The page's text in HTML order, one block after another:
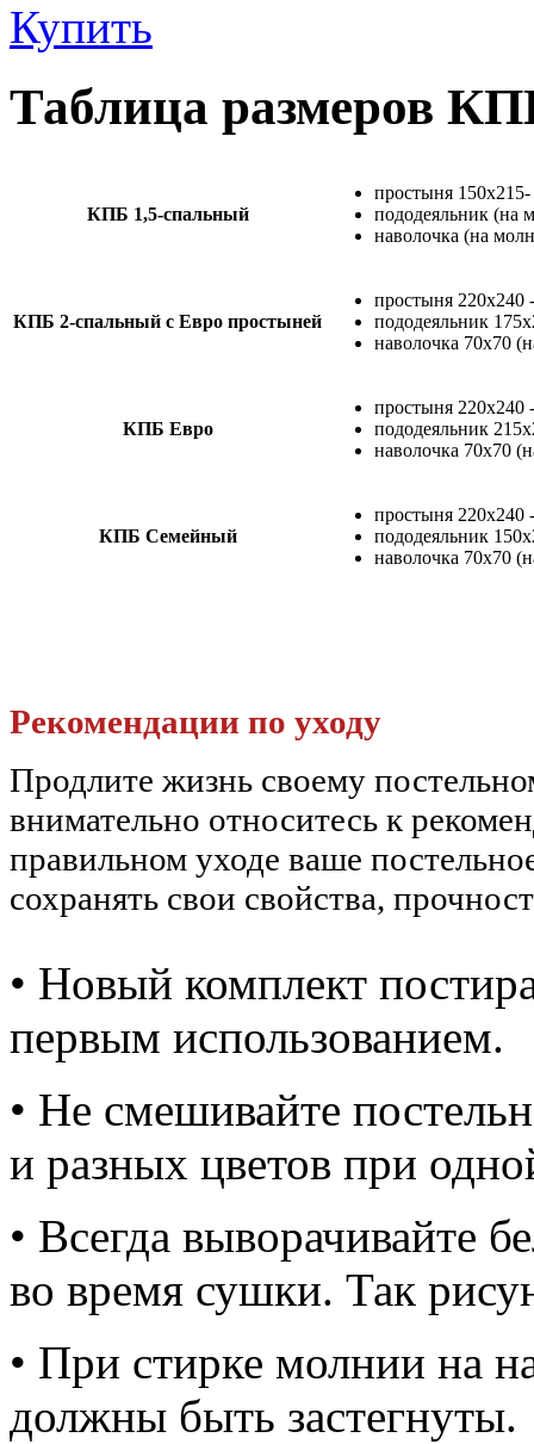
Купить
Таблица размеров
КПБ 1,5-спальный
простыня
пододеяльник (на
наволочка (на
КПБ 2-спальный с Евро простыней
простыня 220х240
пододеяльник
наволочка 70х70
КПБ Евро
простыня 220х240
пододеяльник
наволочка 70х70
КПБ Семейный
простыня 220х240
пододеяльник
наволочка 70х70
Рекомендации по уходу
Продлите жизнь своему
внимательно относитесь к
правильном уходе ваше
сохранять свои свойства,
• Новый комплект
первым использованием.
• Не смешивайте
и разных цветов при
• Всегда выворачивайте
во время сушки. Так
• При стирке молнии на
должны быть застегнуты.